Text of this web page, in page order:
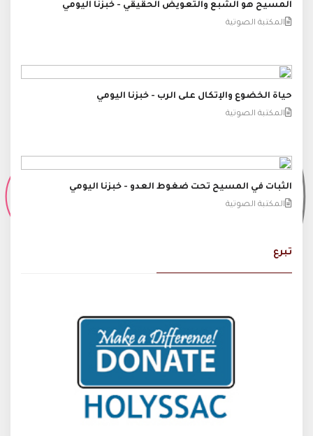
المسيح هو الشبع والتعويض الحقيقي - خبزنا اليومي
المكتبة الصوتية
حياة الخضوع والإتكال على الرب - خبزنا اليومي
المكتبة الصوتية
الثبات في المسيح تحت ضغوط العدو - خبزنا اليومي
المكتبة الصوتية
تبرع